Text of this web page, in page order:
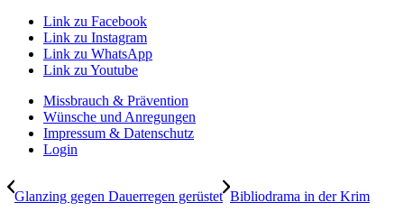
Link zu Facebook
Link zu Instagram
Link zu WhatsApp
Link zu Youtube
Missbrauch & Prävention
Wünsche und Anregungen
Impressum & Datenschutz
Login
Glanzing gegen Dauerregen gerüstet Bibliodrama in der Krim